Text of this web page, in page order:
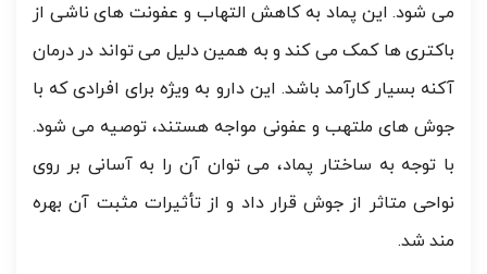
می شود. این پماد به کاهش التهاب و عفونت های ناشی از
باکتری ها کمک می کند و به همین دلیل می تواند در درمان
آکنه بسیار کارآمد باشد. این دارو به ویژه برای افرادی که با
جوش های ملتهب و عفونی مواجه هستند، توصیه می شود.
با توجه به ساختار پماد، می توان آن را به آسانی بر روی
نواحی متاثر از جوش قرار داد و از تأثیرات مثبت آن بهره
مند شد.